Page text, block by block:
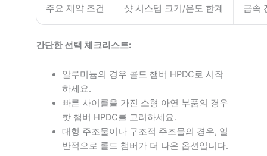
주요 제약 조건 샷 시스템 크기/온도 한계 금속
간단한 선택 체크리스트:
알루미늄의 경우 콜드 챔버 HPDC로 시작
하세요.
빠른 사이클을 가진 소형 아연 부품의 경우
핫 챔버 HPDC를 고려하세요.
대형 주조물이나 구조적 주조물의 경우, 일
반적으로 콜드 챔버가 더 나은 옵션입니다.